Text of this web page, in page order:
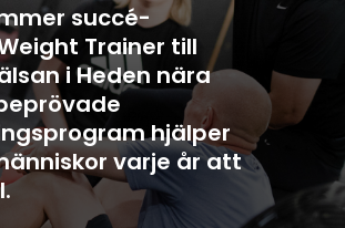
succé-
Trainer till
i Heden nära
hjälper
varje år att